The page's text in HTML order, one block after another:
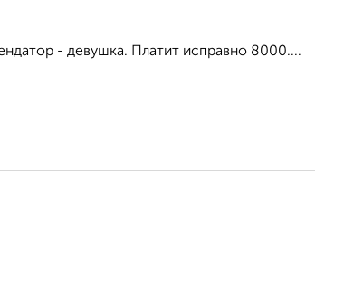
- девушка. Платит исправно 8000....